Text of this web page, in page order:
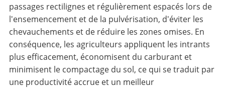
passages rectilignes et régulièrement espacés lors de
l'ensemencement et de la pulvérisation, d'éviter les
chevauchements et de réduire les zones omises. En
conséquence, les agriculteurs appliquent les intrants
plus efficacement, économisent du carburant et
minimisent le compactage du sol, ce qui se traduit par
une productivité accrue et un meilleur